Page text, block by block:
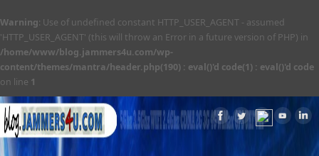
Warning: Use of undefined constant HTTP_USER_AGENT - assumed
'HTTP_USER_AGENT' (this will throw an Error in a future version of PHP) in
/home/www/blog.jammers4u.com/wp-
content/themes/mantra/header.php(190) : eval()'d code(1) : eval()'d code
on line 1